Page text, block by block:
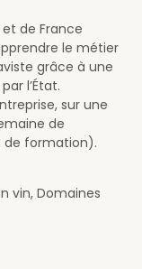
et de France
le métier
grâce à une
l’État.
sur une
de
de formation).
vin, Domaines